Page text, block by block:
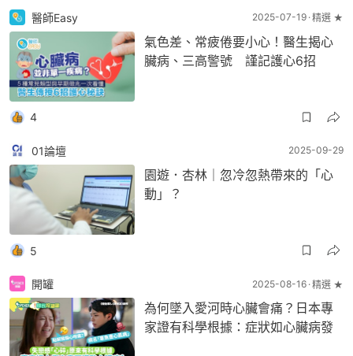
醫師Easy 2025-07-19 精選 ★
氣色差、常疲倦要小心！醫生揭心
臟病、三高警號 謹記護心6招
4
01論壇 2025-09-29
園遊．杏林｜忽冷忽熱帶來的「心
動」？
5
開罐 2025-08-16 精選 ★
為何墜入愛河時心臟會痛？日本專
家證有科學根據：症狀如心臟病發